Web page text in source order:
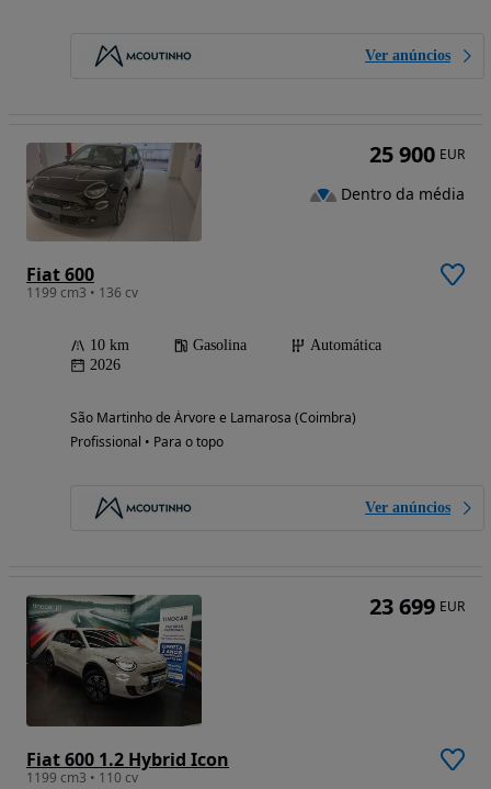
Ver anúncios
Fiat 600
1199 cm3 • 136 cv
10 km Gasolina
Automática
2026
São Martinho de Árvore e Lamarosa (Coimbra)
Profissional • Para o topo
Ver anúncios
25 900 EUR
Dentro da média
Fiat 600 1.2 Hybrid Icon
1199 cm3 • 110 cv
23 699 EUR